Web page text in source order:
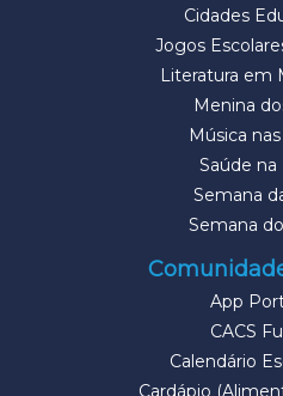
Cidades
Jogos
Literatura em
Menina
Música
Saúde na
Semana
Semana
App
CACS
Calendário